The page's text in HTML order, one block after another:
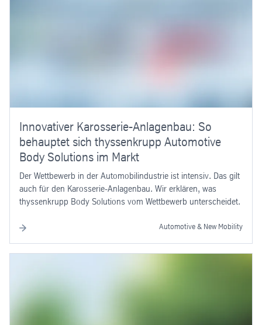
Innovativer Karosserie-Anlagenbau: So
behauptet sich thyssenkrupp Automotive
Body Solutions im Markt
Der Wettbewerb in der Automobilindustrie ist intensiv. Das gilt
auch für den Karosserie-Anlagenbau. Wir erklären, was
thyssenkrupp Body Solutions vom Wettbewerb unterscheidet.
Automotive & New Mobility